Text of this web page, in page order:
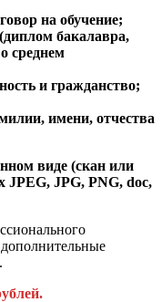
на обучение;
бакалавра,
среднем
и гражданство;
имени, отчества
виде (скан или
JPEG, JPG, PNG, doc,